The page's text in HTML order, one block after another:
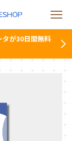
が30日間無料